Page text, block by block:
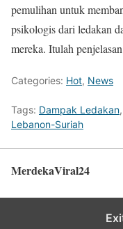
pemulihan untuk
psikologis dari ledakan
mereka. Itulah
Categories: Hot, News
Tags: Dampak Ledakan,
Lebanon-Suriah
MerdekaViral24